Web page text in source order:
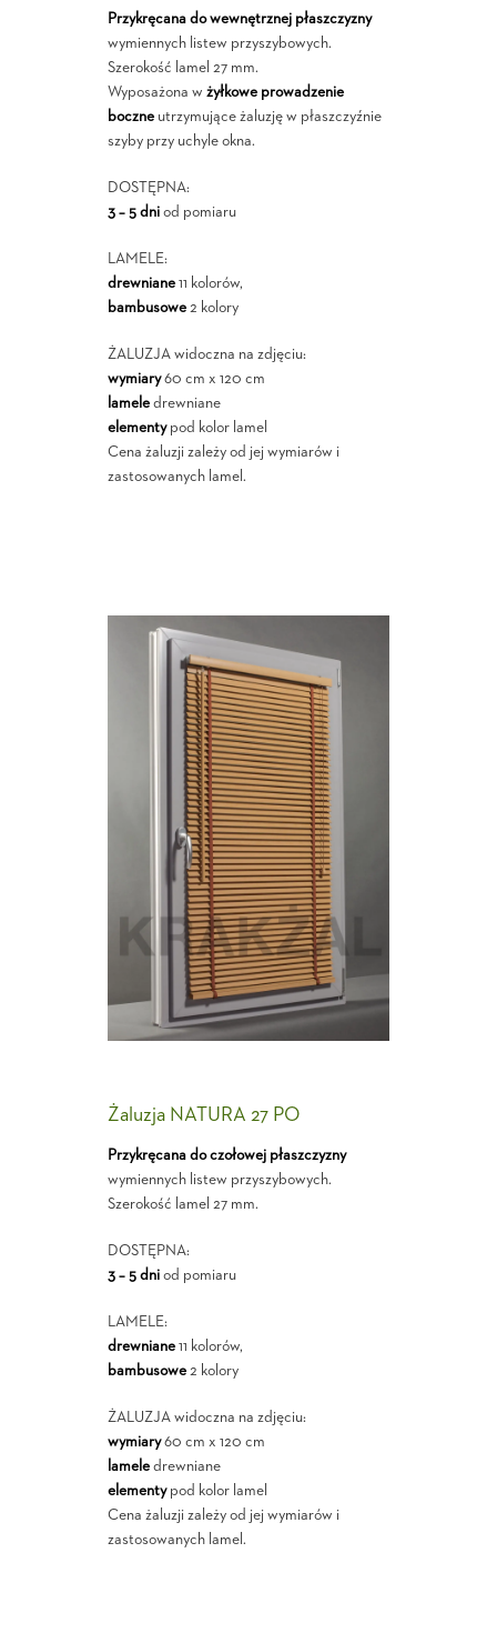
Przykręcana do wewnętrznej płaszczyzny
wymiennych listew przyszybowych.
Szerokość lamel 27 mm.
Wyposażona w żyłkowe prowadzenie
boczneutrzymujące żaluzję w płaszczyźnie
szyby przy uchyle okna.
DOSTĘPNA:
3 – 5 dniod pomiaru
LAMELE:
drewniane11 kolorów,
bambusowe2 kolory
ŻALUZJA widoczna na zdjęciu:
wymiary60 cm x 120 cm
lameledrewniane
elementypod kolor lamel
Cena żaluzji zależy od jej wymiarów i
zastosowanych lamel.
Żaluzja NATURA 27 PO
Przykręcana do czołowej płaszczyzny
wymiennych listew przyszybowych.
Szerokość lamel 27 mm.
DOSTĘPNA:
3 – 5 dniod pomiaru
LAMELE:
drewniane11 kolorów,
bambusowe2 kolory
ŻALUZJA widoczna na zdjęciu:
wymiary60 cm x 120 cm
lameledrewniane
elementypod kolor lamel
Cena żaluzji zależy od jej wymiarów i
zastosowanych lamel.